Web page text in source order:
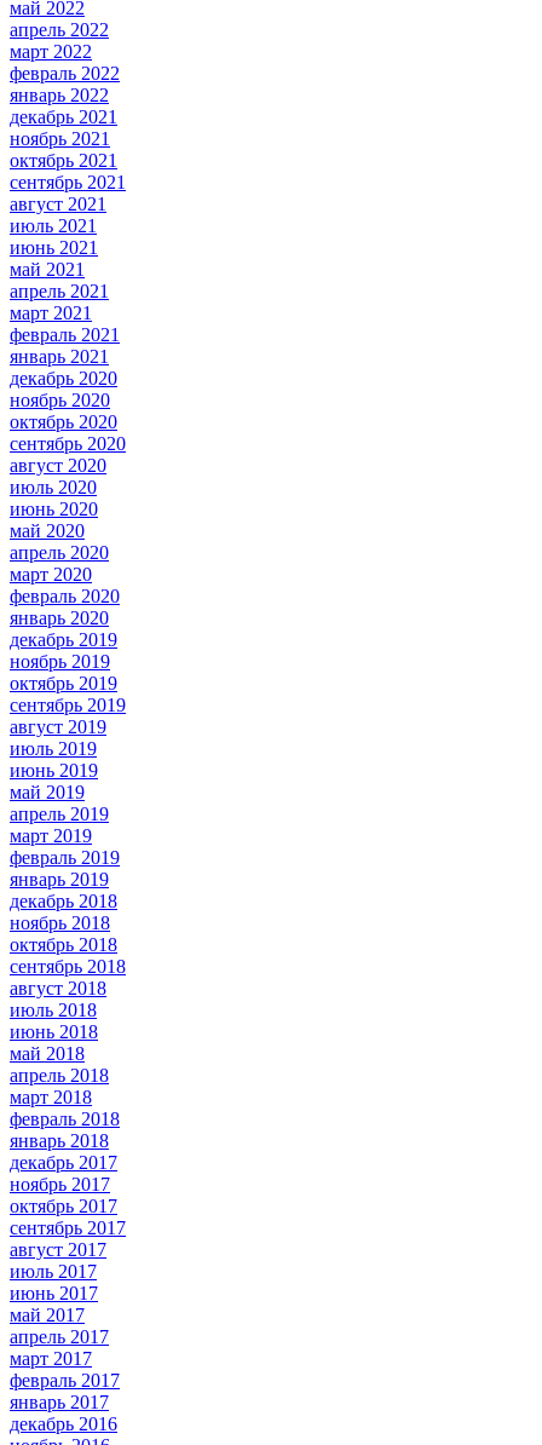
май 2022
апрель 2022
март 2022
февраль 2022
январь 2022
декабрь 2021
ноябрь 2021
октябрь 2021
сентябрь 2021
август 2021
июль 2021
июнь 2021
май 2021
апрель 2021
март 2021
февраль 2021
январь 2021
декабрь 2020
ноябрь 2020
октябрь 2020
сентябрь 2020
август 2020
июль 2020
июнь 2020
май 2020
апрель 2020
март 2020
февраль 2020
январь 2020
декабрь 2019
ноябрь 2019
октябрь 2019
сентябрь 2019
август 2019
июль 2019
июнь 2019
май 2019
апрель 2019
март 2019
февраль 2019
январь 2019
декабрь 2018
ноябрь 2018
октябрь 2018
сентябрь 2018
август 2018
июль 2018
июнь 2018
май 2018
апрель 2018
март 2018
февраль 2018
январь 2018
декабрь 2017
ноябрь 2017
октябрь 2017
сентябрь 2017
август 2017
июль 2017
июнь 2017
май 2017
апрель 2017
март 2017
февраль 2017
январь 2017
декабрь 2016